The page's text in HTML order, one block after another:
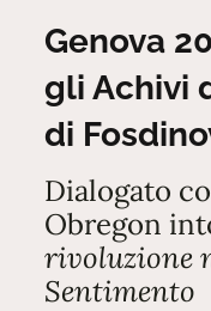
Genova
gli Achivi
di
Dialogato
Obregon
rivoluzione
Sentimento